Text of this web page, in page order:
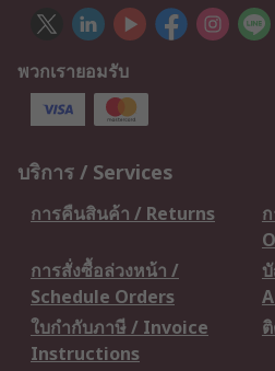
พวกเรายอมรับ
บริการ / Services
การคืนสินค้า / Returns
การสั่งซื้อล่วงหน้า /
Schedule Orders
ใบกำกับภาษี / Invoice
Instructions